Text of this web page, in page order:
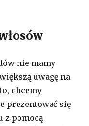
nie mamy
uwagę na
chcemy
prezentować się
z pomocą